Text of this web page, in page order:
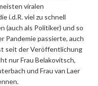
viralen
i.d.R. viel zu schnell
(auch als Politiker) und so
Pandemie passierte, auch
seit der Veröffentlichung
nur Frau Belakovitsch,
und Frau van Laer